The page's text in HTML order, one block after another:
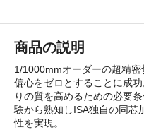
商品の説明
1/1000mmオーダーの超精
偏心をゼロとすることに成
りの質を高めるための必要
験から熟知しISA独自の同芯
性を実現。